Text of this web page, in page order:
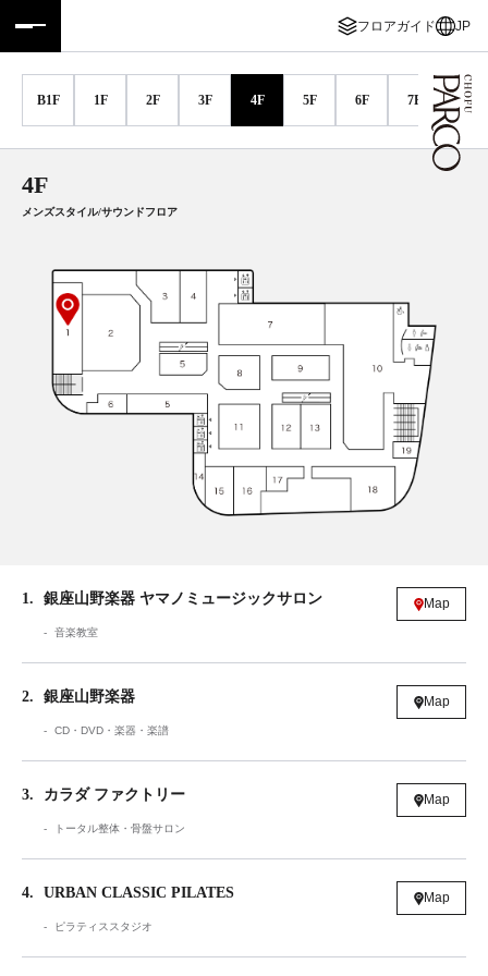
フロアガイド JP
ニュース
レストラン・カフェ
TAX FREE
PARCOメンバーズ
한국어
ภาษาไทย
日本語
B1F 1F 2F 3F 4F 5F 6F 7F 8-10F
4F
メンズスタイル/サウンドフロア
1 銀座山野楽器 ヤマノミュージックサロン
音楽教室
Map
2 銀座山野楽器
CD・DVD・楽器・楽譜
Map
3 カラダ ファクトリー
トータル整体・骨盤サロン
Map
4 URBAN CLASSIC PILATES
ピラティススタジオ
Map